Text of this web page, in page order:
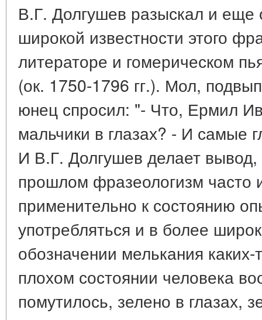
В.Г. Долгушев разыскал и еще
широкой известности этого
литераторе и гомерическом
(ок. 1750-1796 гг.). Мол,
юнец спросил: "- Что, Ермил
мальчики в глазах? - И самые
И В.Г. Долгушев делает вывод,
прошлом фразеологизм часто
применительно к состоянию
употребляться и в более
обозначении мелькания
плохом состоянии человека
помутилось, зелено в глазах,